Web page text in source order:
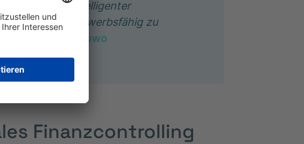
und intelligenter
wettbewerbsfähig zu
bauwo
Finanzcontrolling